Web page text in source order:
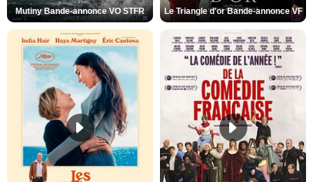
Mutiny Bande-annonce VO STFR Le Triangle d'or Bande-annonce VF